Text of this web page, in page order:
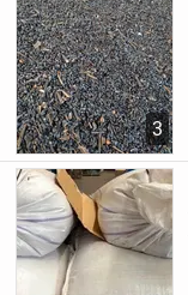
3